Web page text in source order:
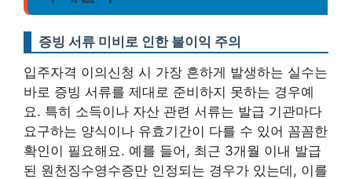
증빙 서류 미비로 인한 불이익 주의
입주자격 이의신청 시 가장 흔하게 발생하는 실수는
바로 증빙 서류를 제대로 준비하지 못하는 경우예
요. 특히 소득이나 자산 관련 서류는 발급 기관마다
요구하는 양식이나 유효기간이 다를 수 있어 꼼꼼한
확인이 필요해요. 예를 들어, 최근 3개월 이내 발급
된 원천징수영수증만 인정되는 경우가 있는데, 이를